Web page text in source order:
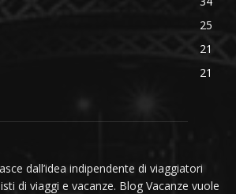
25
21
21
dall’idea indipendente di viaggiatori
di viaggi e vacanze. Blog Vacanze vuole